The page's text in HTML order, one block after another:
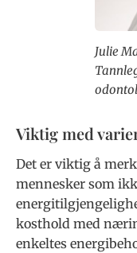
Julie
Viktig med
Det er viktig å
mennesker som
kosthold med
enkeltes